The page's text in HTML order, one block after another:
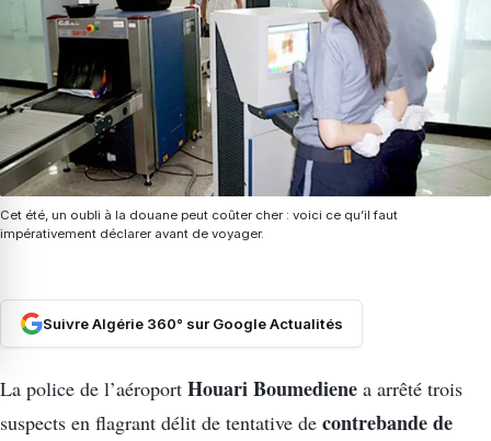
Cet été, un oubli à la douane peut coûter cher : voici ce qu’il faut
impérativement déclarer avant de voyager.
Suivre Algérie 360° sur Google Actualités
La police de l’aéroport Houari Boumediene a arrêté trois
suspects en flagrant délit de tentative de contrebande de